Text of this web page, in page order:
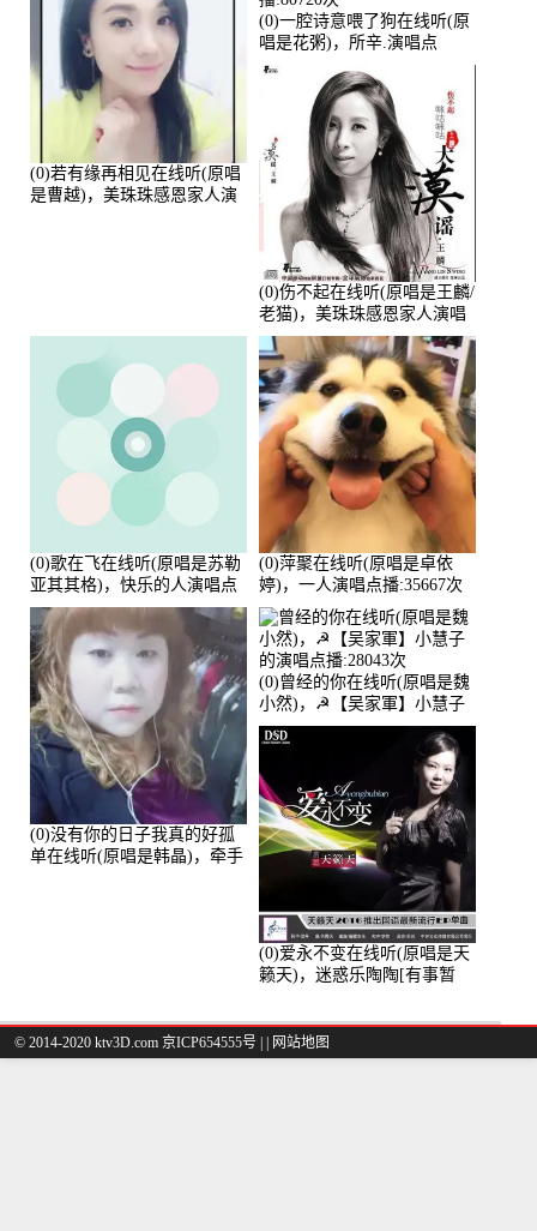
(0)若有缘再相见在线听(原唱
是曹越)，美珠珠感恩家人演
(0)一腔诗意喂了狗在线听(原
唱是花粥)，所辛.演唱点
播:80720次
(0)伤不起在线听(原唱是王麟/
老猫)，美珠珠感恩家人演唱
点播:80218次
(0)歌在飞在线听(原唱是苏勒
亚其其格)，快乐的人演唱点
播:36次
(0)萍聚在线听(原唱是卓依
婷)，一人演唱点播:35667次
(0)没有你的日子我真的好孤
单在线听(原唱是韩晶)，牵手
(0)曾经的你在线听(原唱是魏
小然)，☭【吴家軍】小慧子
的演唱点播:28043次
(0)爱永不变在线听(原唱是天
籁天)，迷惑乐陶陶[有事暂
© 2014-2020 ktv3D.com 京ICP654555号 | 网站地图